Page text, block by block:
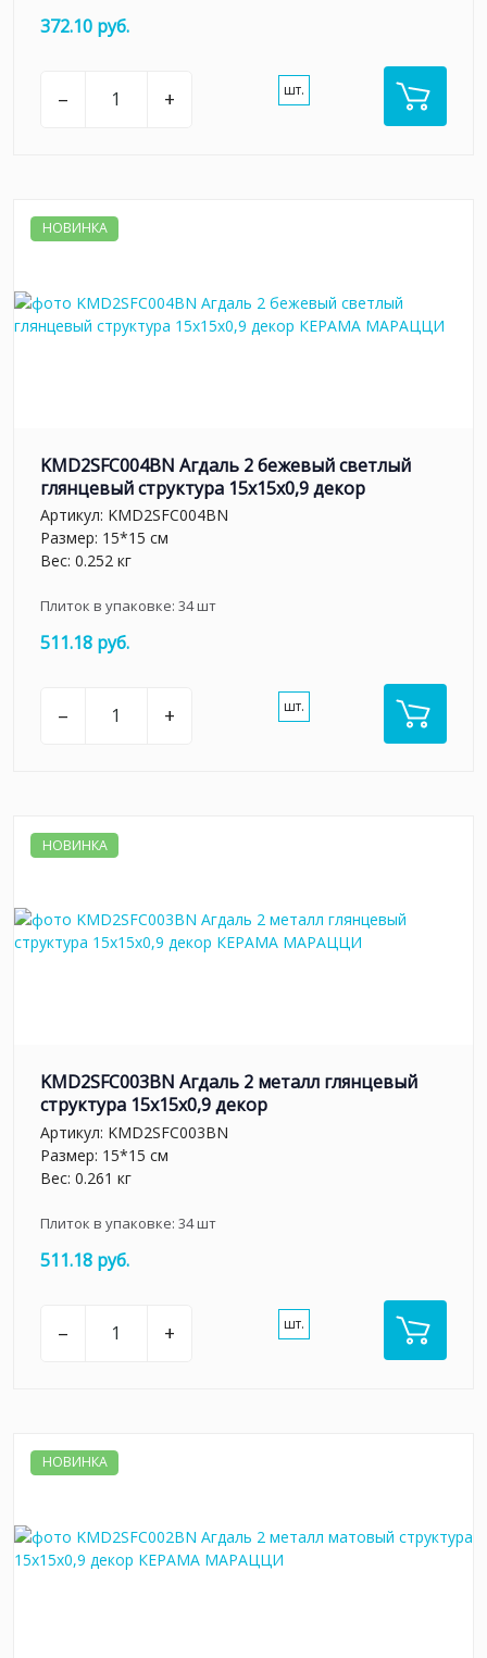
372.10 руб.
– + шт.
НОВИНКА
KMD2SFC004BN Агдаль 2 бежевый светлый
глянцевый структура 15x15x0,9 декор
Артикул: KMD2SFC004BN
Размер: 15*15 см
Вес: 0.252 кг
Плиток в упаковке: 34шт
511.18 руб.
– + шт.
НОВИНКА
KMD2SFC003BN Агдаль 2 металл глянцевый
структура 15x15x0,9 декор
Артикул: KMD2SFC003BN
Размер: 15*15 см
Вес: 0.261 кг
Плиток в упаковке: 34шт
511.18 руб.
– + шт.
НОВИНКА